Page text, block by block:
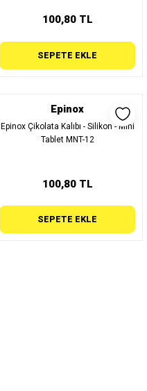
100,80 TL
SEPETE EKLE
Epinox
Epinox Çikolata Kalıbı - Silikon - Mini
Tablet MNT-12
100,80 TL
SEPETE EKLE